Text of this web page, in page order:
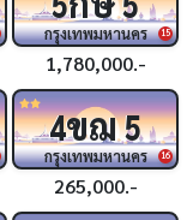
15
กรุงเทพมหานคร
1,780,000.-
16
4ขฌ5
กรุงเทพมหานคร
265,000.-